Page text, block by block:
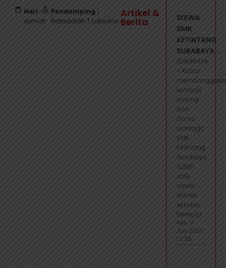
Hari :
Jum'at
Pendamping :
Ramadian T Laksana
Artikel &
Berita
SISWA
SMK
KETINTANG
SURABAYA...
SURABAYA
– Kabar
kembali
datang
dari
dunia
olahraga
SMK
Ketintang
Surabaya.
Salah
satu
siswa
terbaik
sekolah
berhasil...
Rab, 17
Juni 2026
| 2:29